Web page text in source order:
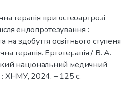
терапія при остеоартрозі
ендопротезування :
на здобуття освітнього ступеня
терапія. Ерготерапія / В. А.
національний медичний
: ХНМУ, 2024. – 125 с.